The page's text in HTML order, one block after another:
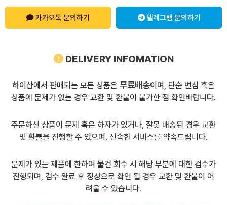
카카오톡 문의하기 텔레그램 문의하기
DELIVERY INFOMATION
하이샵에서 판매되는 모든 상품은 무료배송이며, 단순 변심 혹은
상품에 문제가 없는 경우 교환 및 환불이 불가한 점 확인바랍니다.
주문하신 상품이 문제 혹은 하자가 있거나, 잘못 배송된 경우 교환
및 환불을 진행할 수 있으며, 신속한 서비스를 약속드립니다.
문제가 있는 제품에 한하여 물건 회수 시 해당 부분에 대한 검수가
진행되며, 검수 완료 후 정상으로 확인 될 경우 교환 및 환불이 어
려울 수 있습니다.